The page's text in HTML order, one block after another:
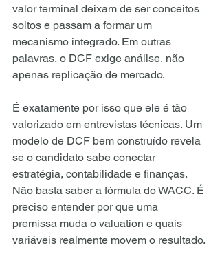
valor terminal deixam de ser conceitos
soltos e passam a formar um
mecanismo integrado. Em outras
palavras, o DCF exige análise, não
apenas replicação de mercado.
É exatamente por isso que ele é tão
valorizado em entrevistas técnicas. Um
modelo de DCF bem construído revela
se o candidato sabe conectar
estratégia, contabilidade e finanças.
Não basta saber a fórmula do WACC. É
preciso entender por que uma
premissa muda o valuation e quais
variáveis realmente movem o resultado.